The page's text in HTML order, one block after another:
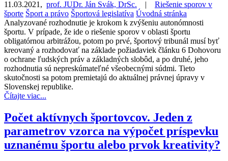
11.03.2021 , prof. JUDr. Ján Svák, DrSc. | Riešenie sporov v
športe Šport a právo Športová legislatíva Úvodná stránka
Analyzované rozhodnutie je krokom k zvýšeniu autonómnosti
športu. V prípade, že ide o riešenie sporov v oblasti športu
obligatórnou arbitrážou, potom po prvé, športový tribunál musí byť
kreovaný a rozhodovať na základe požiadaviek článku 6 Dohovoru
o ochrane ľudských práv a základných slobôd, a po druhé, jeho
rozhodnutia sú nepreskúmateľné všeobecnými súdmi. Tieto
skutočnosti sa potom premietajú do aktuálnej právnej úpravy v
Slovenskej republike.
Čítajte viac...
Počet aktívnych športovcov. Jeden z
parametrov vzorca na výpočet príspevku
uznanému športu alebo prvok kreativity?